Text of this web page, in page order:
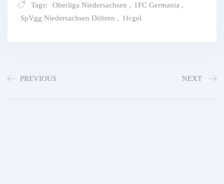
Tags: Oberliga Niedersachsen , 1FC Germania ,
SpVgg Niedersachsen Döhren , 1fcgel
PREVIOUS NEXT